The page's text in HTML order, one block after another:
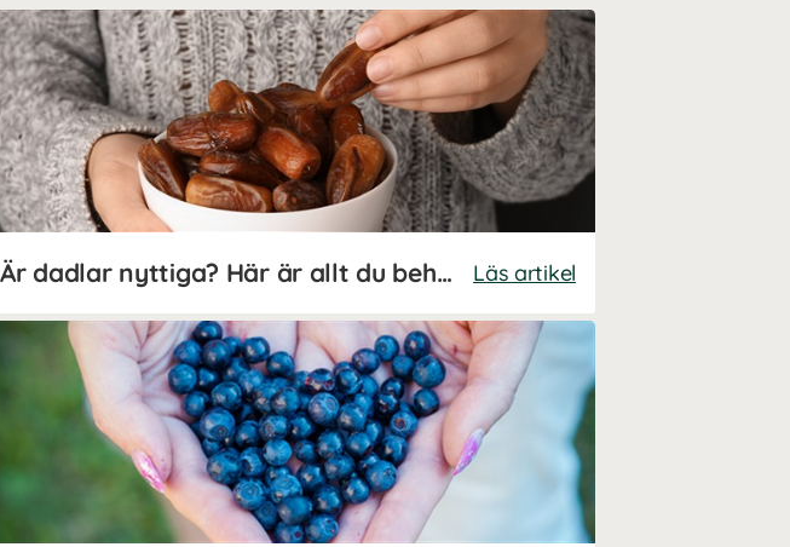
Är dadlar nyttiga? Här är allt du behöver veta! Läs artikel